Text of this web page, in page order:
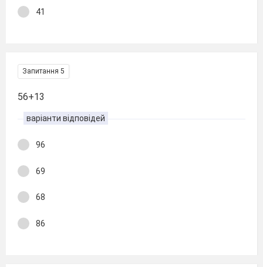
41
Запитання 5
56+13
варіанти відповідей
96
69
68
86